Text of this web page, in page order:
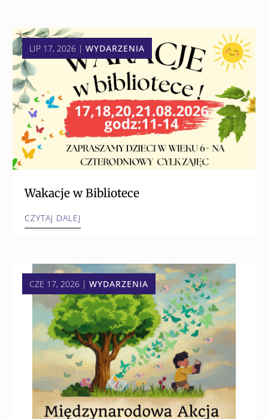
Wakacje w Bibliotece
LIP 17, 2026 |WYDARZENIA
CZYTAJ DALEJ
CZE 17, 2026 |WYDARZENIA